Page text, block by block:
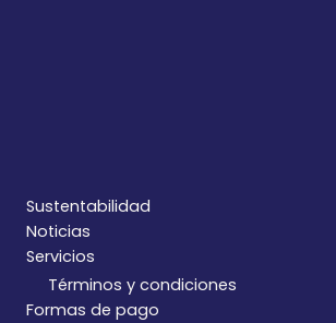
Sustentabilidad
Noticias
Servicios
Términos y condiciones
Formas de pago